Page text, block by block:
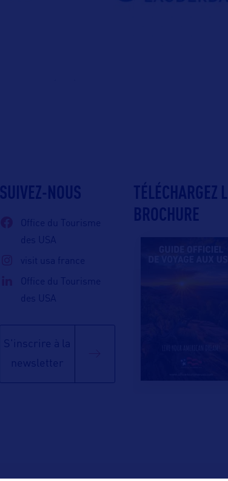
SUIVEZ-NOUS
Office du Tourisme
des USA
visit usa france
Office du Tourisme
des USA
S'inscrire à la
newsletter
TÉLÉCHARGEZ
BROCHURE